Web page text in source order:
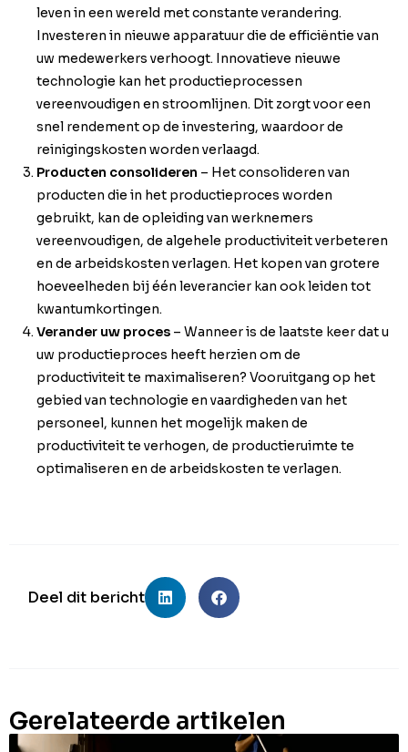
leven in een wereld met constante verandering.
Investeren in nieuwe apparatuur die de efficiëntie van
uw medewerkers verhoogt. Innovatieve nieuwe
technologie kan het productieprocessen
vereenvoudigen en stroomlijnen. Dit zorgt voor een
snel rendement op de investering, waardoor de
reinigingskosten worden verlaagd.
Producten consolideren – Het consolideren van
producten die in het productieproces worden
gebruikt, kan de opleiding van werknemers
vereenvoudigen, de algehele productiviteit verbeteren
en de arbeidskosten verlagen. Het kopen van grotere
hoeveelheden bij één leverancier kan ook leiden tot
kwantumkortingen.
Verander uw proces – Wanneer is de laatste keer dat u
uw productieproces heeft herzien om de
productiviteit te maximaliseren? Vooruitgang op het
gebied van technologie en vaardigheden van het
personeel, kunnen het mogelijk maken de
productiviteit te verhogen, de productieruimte te
optimaliseren en de arbeidskosten te verlagen.
Deel dit bericht
Gerelateerde artikelen